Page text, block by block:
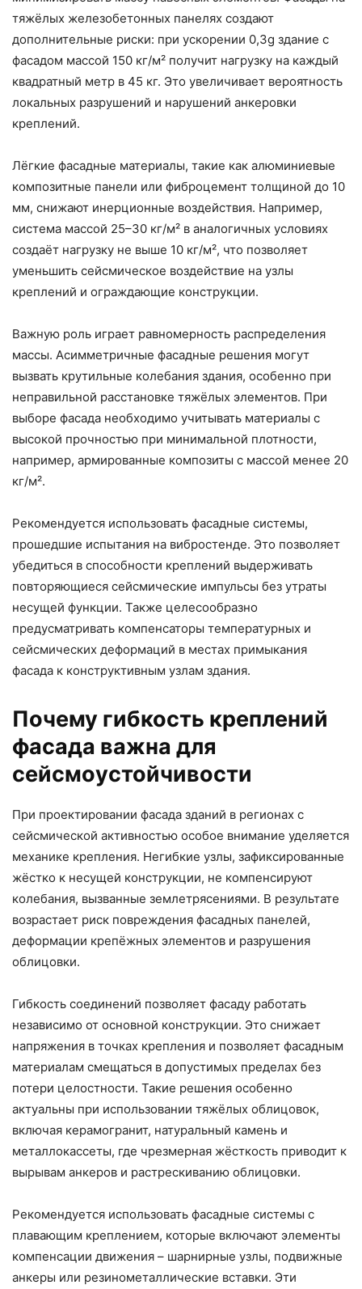
тяжёлых железобетонных панелях создают
дополнительные риски: при ускорении 0,3g здание с
фасадом массой 150 кг/м² получит нагрузку на каждый
квадратный метр в 45 кг. Это увеличивает вероятность
локальных разрушений и нарушений анкеровки
креплений.
Лёгкие фасадные материалы, такие как алюминиевые
композитные панели или фиброцемент толщиной до 10
мм, снижают инерционные воздействия. Например,
система массой 25–30 кг/м² в аналогичных условиях
создаёт нагрузку не выше 10 кг/м², что позволяет
уменьшить сейсмическое воздействие на узлы
креплений и ограждающие конструкции.
Важную роль играет равномерность распределения
массы. Асимметричные фасадные решения могут
вызвать крутильные колебания здания, особенно при
неправильной расстановке тяжёлых элементов. При
выборе фасада необходимо учитывать материалы с
высокой прочностью при минимальной плотности,
например, армированные композиты с массой менее 20
кг/м².
Рекомендуется использовать фасадные системы,
прошедшие испытания на вибростенде. Это позволяет
убедиться в способности креплений выдерживать
повторяющиеся сейсмические импульсы без утраты
несущей функции. Также целесообразно
предусматривать компенсаторы температурных и
сейсмических деформаций в местах примыкания
фасада к конструктивным узлам здания.
Почему гибкость креплений
фасада важна для
сейсмоустойчивости
При проектировании фасада зданий в регионах с
сейсмической активностью особое внимание уделяется
механике крепления. Негибкие узлы, зафиксированные
жёстко к несущей конструкции, не компенсируют
колебания, вызванные землетрясениями. В результате
возрастает риск повреждения фасадных панелей,
деформации крепёжных элементов и разрушения
облицовки.
Гибкость соединений позволяет фасаду работать
независимо от основной конструкции. Это снижает
напряжения в точках крепления и позволяет фасадным
материалам смещаться в допустимых пределах без
потери целостности. Такие решения особенно
актуальны при использовании тяжёлых облицовок,
включая керамогранит, натуральный камень и
металлокассеты, где чрезмерная жёсткость приводит к
вырывам анкеров и растрескиванию облицовки.
Рекомендуется использовать фасадные системы с
плавающим креплением, которые включают элементы
компенсации движения – шарнирные узлы, подвижные
анкеры или резинометаллические вставки. Эти